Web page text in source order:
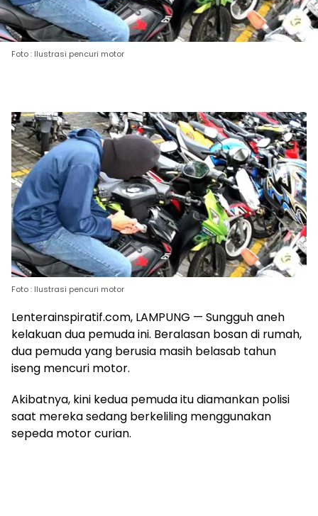
Foto : Ilustrasi pencuri motor
Foto : Ilustrasi pencuri motor
Lenterainspiratif.com, LAMPUNG — Sungguh aneh
kelakuan dua pemuda ini. Beralasan bosan di rumah,
dua pemuda yang berusia masih belasab tahun
iseng mencuri motor.
Akibatnya, kini kedua pemuda itu diamankan polisi
saat mereka sedang berkeliling menggunakan
sepeda motor curian.